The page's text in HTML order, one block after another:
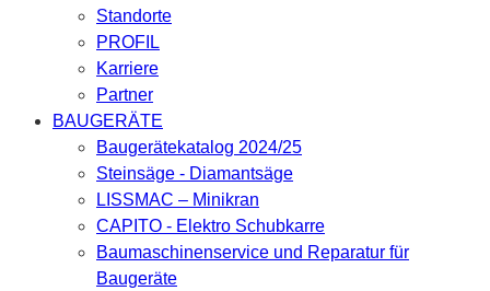
Standorte
PROFIL
Karriere
Partner
BAUGERÄTE
Baugerätekatalog 2024/25
Steinsäge - Diamantsäge
LISSMAC – Minikran
CAPITO - Elektro Schubkarre
Baumaschinenservice und Reparatur für
Baugeräte